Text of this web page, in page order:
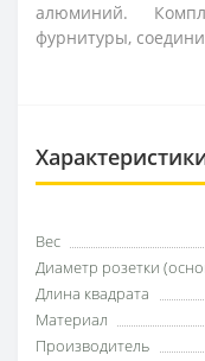
алюминий.
фурнитуры,
Вес
Диаметр розетки
Длина квадрата
Материал
Производитель